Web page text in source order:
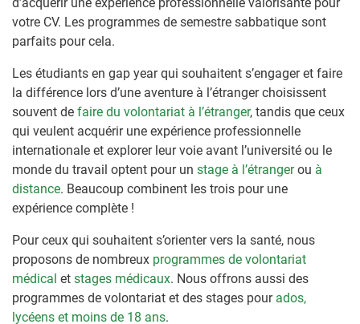
votre CV. Les programmes de semestre sabbatique sont
parfaits pour cela.
Les étudiants en gap year qui souhaitent s’engager et faire
la différence lors d’une aventure à l’étranger choisissent
souvent de faire du volontariat à l’étranger, tandis que ceux
qui veulent acquérir une expérience professionnelle
internationale et explorer leur voie avant l’université ou le
monde du travail optent pour un stage à l’étrangerou à
distance. Beaucoup combinent les trois pour une
expérience complète !
Pour ceux qui souhaitent s’orienter vers la santé, nous
proposons de nombreux programmes de volontariat
médical et stages médicaux. Nous offrons aussi des
programmes de volontariat et des stages pour ados,
lycéens et moins de 18 ans.